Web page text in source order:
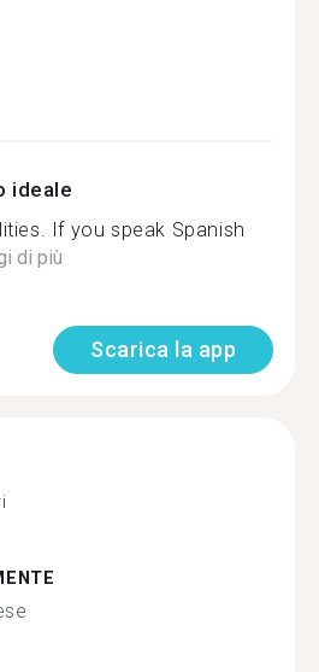
ideale
If you speak Spanish
di più
Scarica la app